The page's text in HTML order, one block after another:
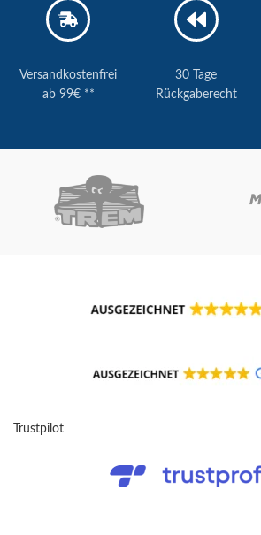
Versandkostenfrei
ab 99€ **
30 Tage
Rückgaberecht
Trustpilot